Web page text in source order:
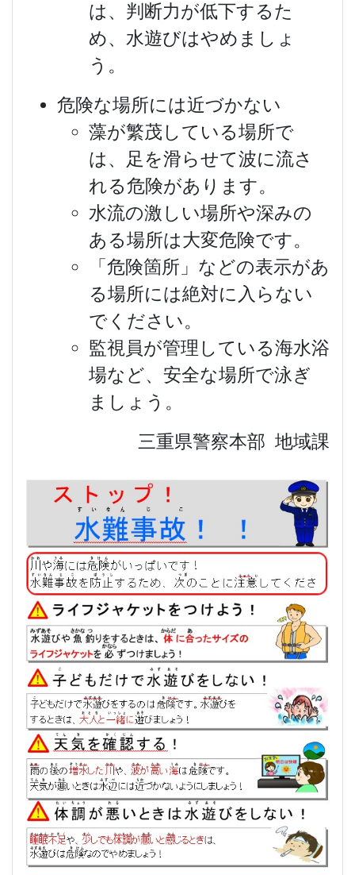
は、判断力が低下するた
め、水遊びはやめましょ
う。
危険な場所には近づかない
藻が繁茂している場所で
は、足を滑らせて波に流さ
れる危険があります。
水流の激しい場所や深みの
ある場所は大変危険です。
「危険箇所」などの表示があ
る場所には絶対に入らない
でください。
監視員が管理している海水浴
場など、安全な場所で泳ぎ
ましょう。
三重県警察本部 地域課